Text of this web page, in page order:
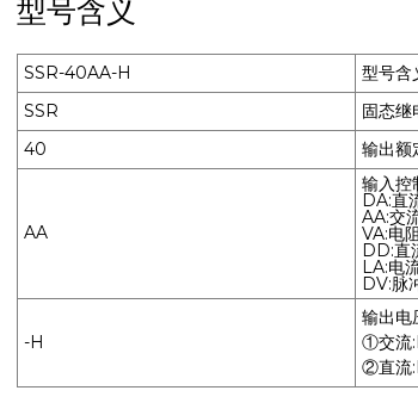
型号含义
SSR-40AA-H
型号含
SSR
固态继
40
输出
AA
输入控
DA:直
AA:交
VA:电
DD:
LA:电
DV:脉
-H
输出电
①交流
②直流